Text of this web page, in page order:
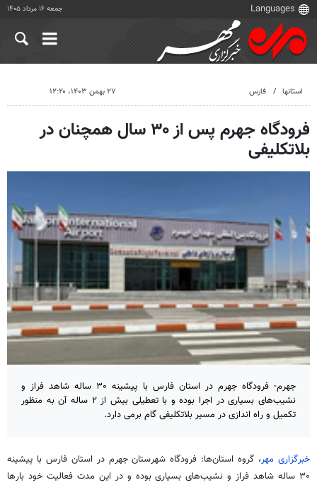
جمعه ۱۶ مرداد ۱۴۰۵
استانها فارس ۲۷ بهمن ۱۴۰۳، ۱۲:۲۰
فرودگاه جهرم پس از ۳۰ سال همچنان در
بلاتکلیفی
جهرم- فرودگاه جهرم در استان فارس با پیشینه ۳۰ ساله شاهد فراز و
نشیب‌های بسیاری در اجرا بوده و با تعطیلی بیش از ۲ ساله آن به منظور
تکمیل و راه اندازی در مسیر بلاتکلیفی گام برمی دارد.
خبرگزاری مهر، گروه استان‌ها: فرودگاه شهرستان جهرم در استان فارس با پیشینه
۳۰ ساله شاهد فراز و نشیب‌های بسیاری
بوده و در این مدت فعالیت خود بارها